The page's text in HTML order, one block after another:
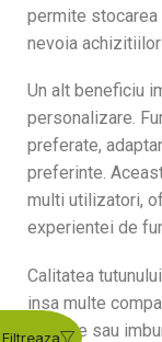
permite stocarea
nevoia
Un alt beneficiu
personalizare.
preferate,
preferinte.
multi utilizatori,
experientei de
Calitatea
insa multe
naturale sau